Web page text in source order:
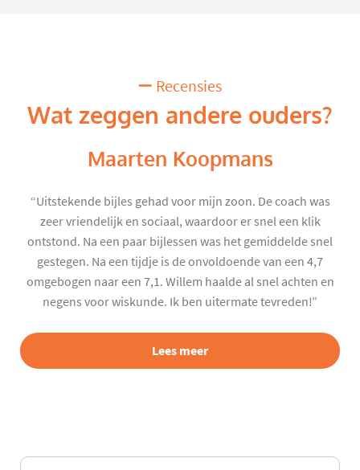
Recensies
Wat zeggen andere ouders?
Maarten Koopmans
“Uitstekende bijles gehad voor mijn zoon. De coach was
zeer vriendelijk en sociaal, waardoor er snel een klik
ontstond. Na een paar bijlessen was het gemiddelde snel
gestegen. Na een tijdje is de onvoldoende van een 4,7
omgebogen naar een 7,1. Willem haalde al snel achten en
negens voor wiskunde. Ik ben uitermate tevreden!”
Lees meer